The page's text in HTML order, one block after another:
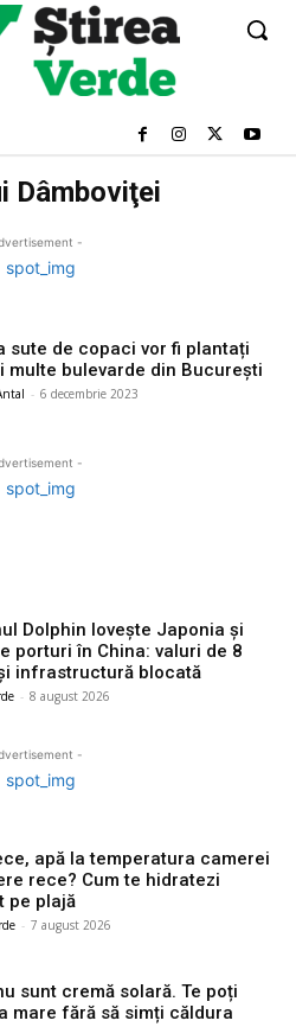
Dâmboviţei
-
sute de copaci vor fi plantați
multe bulevarde din București
- 6 decembrie 2023
-
Dolphin lovește Japonia și
porturi în China: valuri de 8
infrastructură blocată
- 8 august 2026
-
apă la temperatura camerei
rece? Cum te hidratezi
pe plajă
- 7 august 2026
sunt cremă solară. Te poți
mare fără să simți căldura